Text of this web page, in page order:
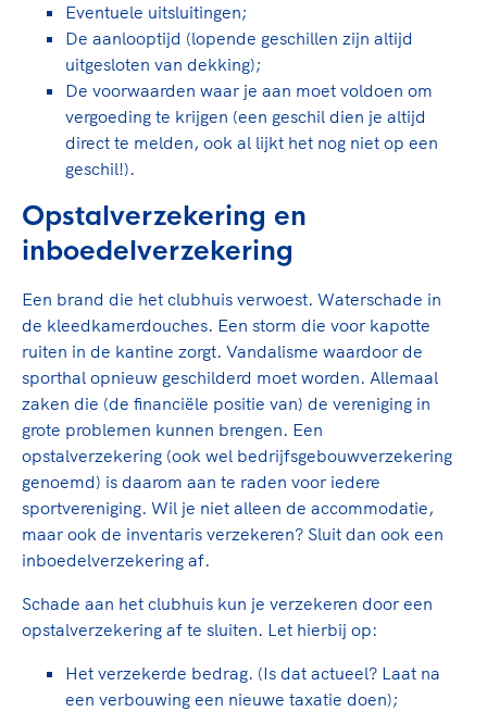
Eventuele uitsluitingen;
De aanlooptijd (lopende geschillen zijn altijd
uitgesloten van dekking);
De voorwaarden waar je aan moet voldoen om
vergoeding te krijgen (een geschil dien je altijd
direct te melden, ook al lijkt het nog niet op een
geschil!).
Opstalverzekering en
inboedelverzekering
Een brand die het clubhuis verwoest. Waterschade in
de kleedkamerdouches. Een storm die voor kapotte
ruiten in de kantine zorgt. Vandalisme waardoor de
sporthal opnieuw geschilderd moet worden. Allemaal
zaken die (de financiële positie van) de vereniging in
grote problemen kunnen brengen. Een
opstalverzekering (ook wel bedrijfsgebouwverzekering
genoemd) is daarom aan te raden voor iedere
sportvereniging. Wil je niet alleen de accommodatie,
maar ook de inventaris verzekeren? Sluit dan ook een
inboedelverzekering af.
Schade aan het clubhuis kun je verzekeren door een
opstalverzekering af te sluiten. Let hierbij op:
Het verzekerde bedrag. (Is dat actueel? Laat na
een verbouwing een nieuwe taxatie doen);